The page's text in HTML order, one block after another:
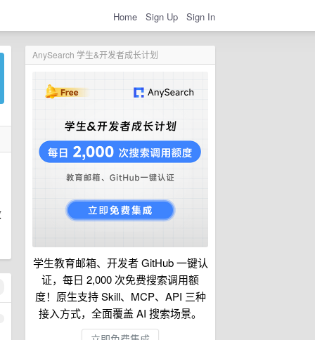
Home Sign Up Sign In
AnySearch 学生&开发者成长计划
学生教育邮箱、开发者 GitHub 一键认
证，每日 2,000 次免费搜索调用额
度！原生支持 Skill、MCP、API 三种
接入方式，全面覆盖 AI 搜索场景。